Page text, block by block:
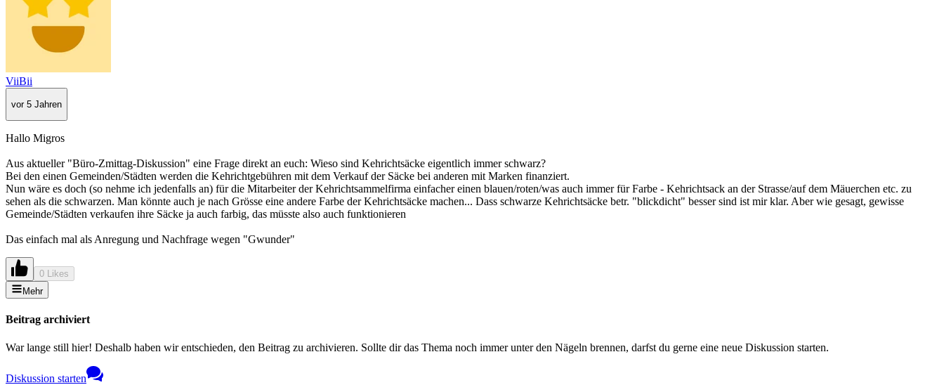
ViiBii
vor 5 Jahren
Hallo Migros
Aus aktueller "Büro-Zmittag-Diskussion" eine Frage direkt an euch: Wieso sind Kehrichtsäcke eigentlich immer schwarz?
Bei den einen Gemeinden/Städten werden die Kehrichtgebühren mit dem Verkauf der Säcke bei anderen mit Marken finanziert.
Nun wäre es doch (so nehme ich jedenfalls an) für die Mitarbeiter der Kehrichtsammelfirma einfacher einen blauen/roten/was auch immer für Farbe - Kehrichtsack an der Strasse/auf dem Mäuerchen etc. zu
sehen als die schwarzen. Man könnte auch je nach Grösse eine andere Farbe der Kehrichtsäcke machen... Dass schwarze Kehrichtsäcke betr. "blickdicht" besser sind ist mir klar. Aber wie gesagt, gewisse
Gemeinde/Städten verkaufen ihre Säcke ja auch farbig, das müsste also auch funktionieren
Das einfach mal als Anregung und Nachfrage wegen "Gwunder"
0 Likes
Mehr
Beitrag archiviert
War lange still hier! Deshalb haben wir entschieden, den Beitrag zu archivieren. Sollte dir das Thema noch immer unter den Nägeln brennen, darfst du gerne eine neue Diskussion starten.
Diskussion starten